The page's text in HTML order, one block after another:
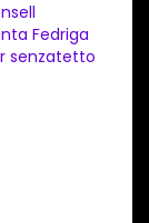
Fedriga
senzatetto